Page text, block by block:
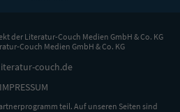
derLiteratur-Couch Medien GmbH & Co. KG
Couch Medien GmbH & Co. KG
couch.de
IMPRESSUM
teil. Auf unseren Seiten sind